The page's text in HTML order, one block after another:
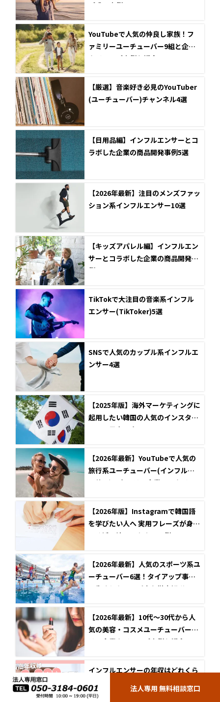
プ成功事例
YouTubeで人気の仲良し家族！フ
ァミリーユーチューバー9組と企業
タイアップ事例を紹介
【厳選】音楽好き必見のYouTuber
(ユーチューバー)チャンネル4選
【日用品編】インフルエンサーとコ
ラボした企業の商品開発事例5選
【2026年最新】注目のメンズファッ
ション系インフルエンサー10選
【キッズアパレル編】インフルエン
サーとコラボした企業の商品開発事
例5選
TikTokで大注目の音楽系インフル
エンサー(TikToker)5選
SNSで人気のカップル系インフルエ
ンサー4選
【2025年版】海外マーケティングに
起用したい韓国の人気のインスタグ
ラマー男女10名
【2026年最新】YouTubeで人気の
旅行系ユーチューバー(インフルエ
ンサー)12名とは？企業とのタイア
【2026年版】Instagramで韓国語
を学びたい人へ 実用フレーズが身に
つく活用法とアカウント例
【2026年最新】人気のスポーツ系ユ
ーチューバー6選！タイアップ事例
と失敗しない選び方を徹底解説
【2026年最新】10代～30代から人
気の美容・コスメユーチューバーと
は？企業タイアップ事例も紹介
インフルエンサーの年収はどれくら
い？約400名調査で平均・最高年収
を解説
法人専用 無料相談窓口